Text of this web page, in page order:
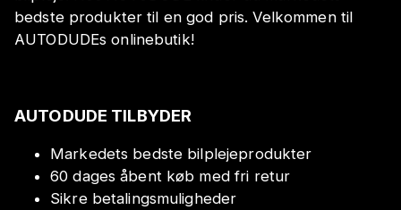
bedste produkter til en god pris. Velkommen til
AUTODUDEs onlinebutik!
AUTODUDE TILBYDER
Markedets bedste bilplejeprodukter
60 dages åbent køb med fri retur
Sikre betalingsmuligheder